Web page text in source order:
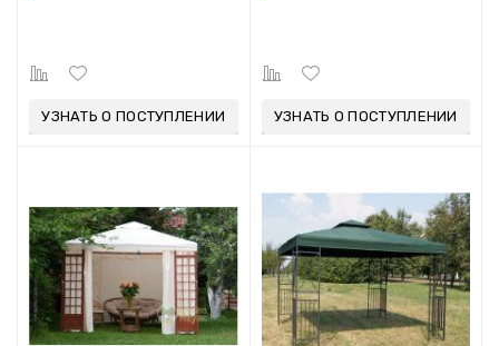
УЗНАТЬ О ПОСТУПЛЕНИИ УЗНАТЬ О ПОСТУПЛЕНИИ